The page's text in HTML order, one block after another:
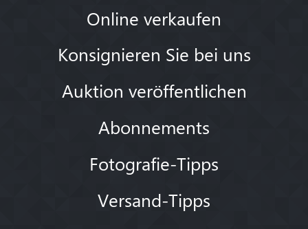
Online verkaufen
Konsignieren Sie bei uns
Auktion veröffentlichen
Abonnements
Fotografie-Tipps
Versand-Tipps